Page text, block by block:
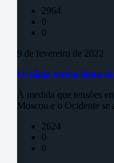
2964
0
0
9 de fevereiro de 2022
Ucrânia forma linha
À medida que tensões
Moscou e o Ocidente se
2624
0
0